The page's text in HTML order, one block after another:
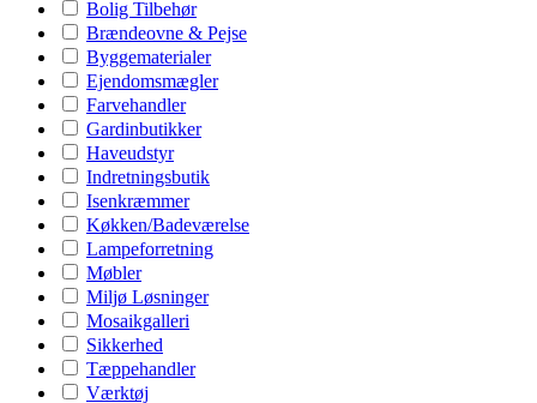
Bolig Tilbehør
Brændeovne & Pejse
Byggematerialer
Ejendomsmægler
Farvehandler
Gardinbutikker
Haveudstyr
Indretningsbutik
Isenkræmmer
Køkken/Badeværelse
Lampeforretning
Møbler
Miljø Løsninger
Mosaikgalleri
Sikkerhed
Tæppehandler
Værktøj